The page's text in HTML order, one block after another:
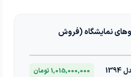
نمایشگاه (فروش
1,015,000,000 تومان